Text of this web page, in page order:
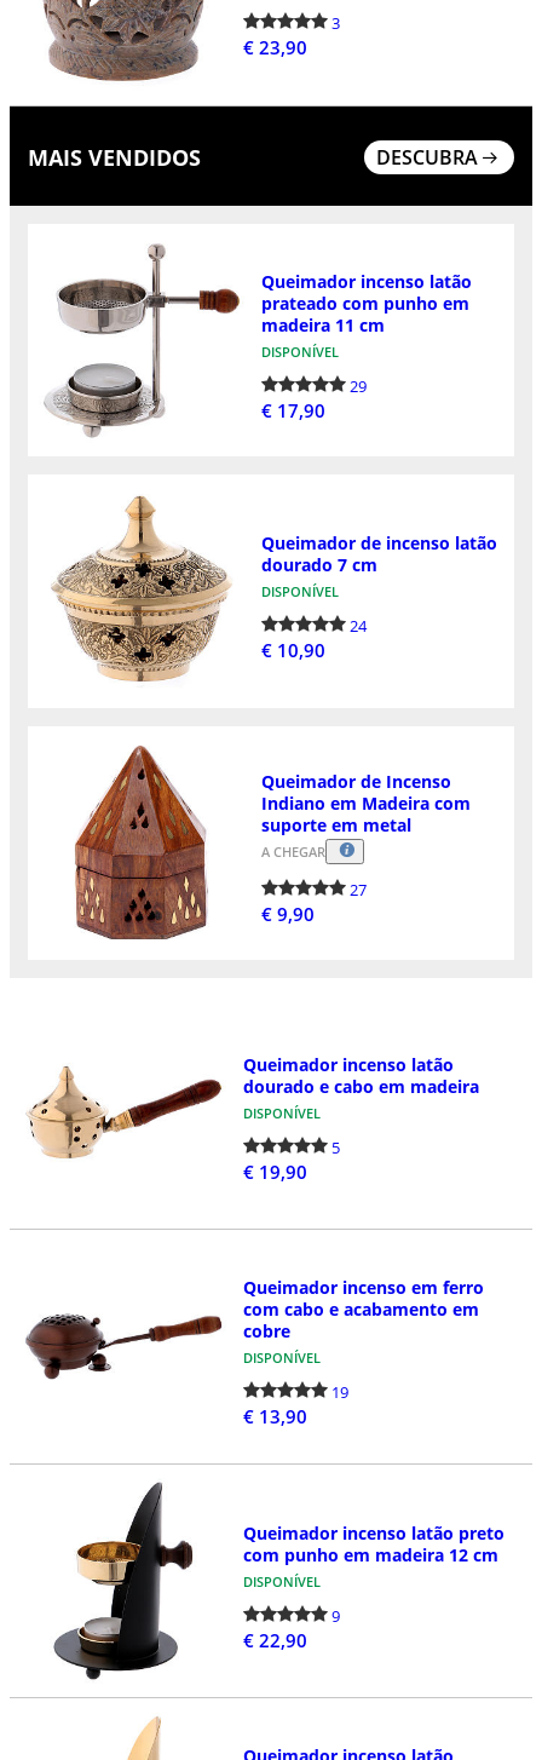
3
€ 23,90
MAIS VENDIDOS DESCUBRA
Queimador incenso latão
prateado com punho em
madeira 11 cm
DISPONÍVEL
29
€ 17,90
Queimador de incenso latão
dourado 7 cm
DISPONÍVEL
24
€ 10,90
Queimador de Incenso
Indiano em Madeira com
suporte em metal
A CHEGAR
27
€ 9,90
Queimador incenso latão
dourado e cabo em madeira
DISPONÍVEL
5
€ 19,90
Queimador incenso em ferro
com cabo e acabamento em
cobre
DISPONÍVEL
19
€ 13,90
Queimador incenso latão preto
com punho em madeira 12 cm
DISPONÍVEL
9
€ 22,90